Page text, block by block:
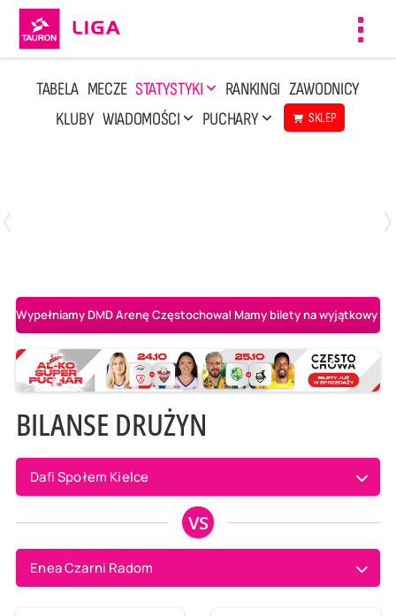
TABELA MECZE STATYSTYKI RANKINGI ZAWODNICY
KLUBY WIADOMOŚCI PUCHARY SKLEP
Wypełniamy DMD Arenę Częstochowa! Mamy bilety na wyjątkowy
BILANSE DRUŻYN
Dafi Społem Kielce
VS
Enea Czarni Radom